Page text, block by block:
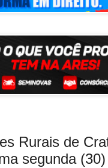
Rurais de
segunda (30)